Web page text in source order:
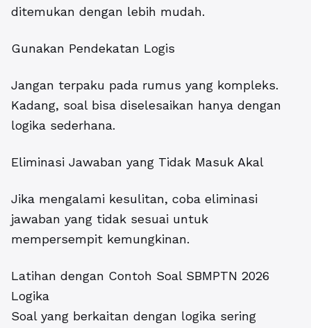
ditemukan dengan lebih mudah.
Gunakan Pendekatan Logis
Jangan terpaku pada rumus yang kompleks.
Kadang, soal bisa diselesaikan hanya dengan
logika sederhana.
Eliminasi Jawaban yang Tidak Masuk Akal
Jika mengalami kesulitan, coba eliminasi
jawaban yang tidak sesuai untuk
mempersempit kemungkinan.
Latihan dengan Contoh Soal SBMPTN 2026
Logika
Soal yang berkaitan dengan logika sering